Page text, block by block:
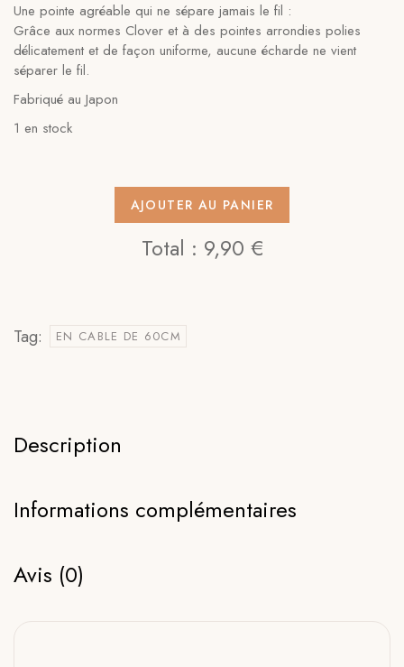
Une pointe agréable qui ne sépare jamais le fil :
Grâce aux normes Clover et à des pointes arrondies polies
délicatement et de façon uniforme, aucune écharde ne vient
séparer le fil.
Fabriqué au Japon
1 en stock
AJOUTER AU PANIER
Total : 9,90 €
Tag: EN CABLE DE 60CM
Description
Informations complémentaires
Avis (0)